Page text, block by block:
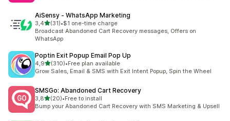
AiSensy ‑ WhatsApp Marketing
3,4av 5 stjerner
(31)
Totalt 31 omtaler
•$1 one-time charge
Broadcast Abandoned Cart Recovery messages, Offers on
WhatsApp
Poptin Exit Popup Email Pop Up
4,9av 5 stjerner
(310)
Totalt 310 omtaler
•Free plan available
Grow Sales, Email & SMS with Exit Intent Popup, Spin the Wheel
SMSGo: Abandoned Cart Recovery
3,8av 5 stjerner
(20)
Totalt 20 omtaler
•Free to install
Bump your Abandoned Cart Recovery with SMS Marketing & Upsell